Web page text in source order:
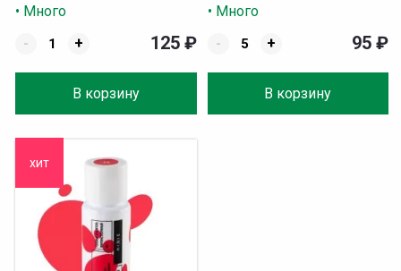
• Много
-
+
В корзину
125 ₽
• Много
-
+
В корзину
95 ₽
хит